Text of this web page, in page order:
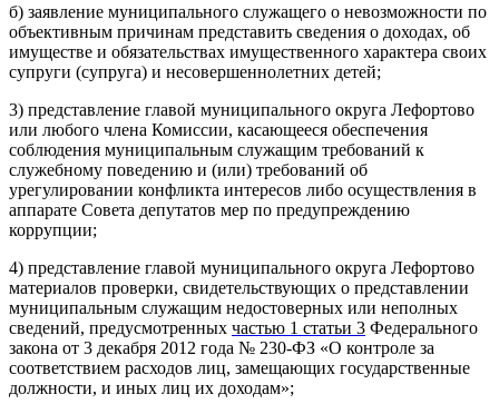
б) заявление муниципального служащего о невозможности по
объективным причинам представить сведения о доходах, об
имуществе и обязательствах имущественного характера своих
супруги (супруга) и несовершеннолетних детей;
3) представление главой муниципального округа Лефортово
или любого члена Комиссии, касающееся обеспечения
соблюдения муниципальным служащим требований к
служебному поведению и (или) требований об
урегулировании конфликта интересов либо осуществления в
аппарате Совета депутатов мер по предупреждению
коррупции;
4) представление главой муниципального округа Лефортово
материалов проверки, свидетельствующих о представлении
муниципальным служащим недостоверных или неполных
сведений, предусмотренных частью 1 статьи 3 Федерального
закона от 3 декабря 2012 года № 230-ФЗ «О контроле за
соответствием расходов лиц, замещающих государственные
должности, и иных лиц их доходам»;